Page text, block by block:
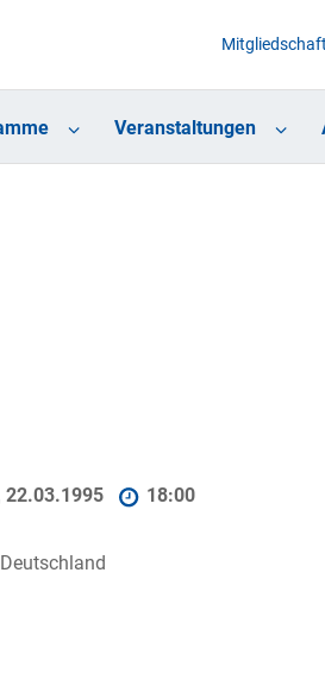
Mitgliedschaft
Veranstaltungen
22.03.1995
18:00